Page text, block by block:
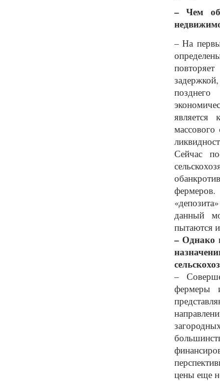
– Чем
– На
позднего
является
Сейчас
данный
пытаются
– Однако
–
фермеры
цены еще